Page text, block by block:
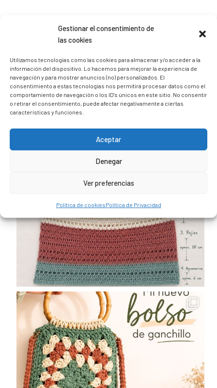
Gestionar el consentimiento de
las cookies
Utilizamos tecnologías como las cookies para almacenar y/o acceder a la
información del dispositivo. Lo hacemos para mejorar la experiencia de
navegación y para mostrar anuncios (no) personalizados. El
consentimiento a estas tecnologías nos permitirá procesar datos como el
comportamiento de navegación o los ID's únicos en este sitio. No consentir
o retirar el consentimiento, puede afectar negativamente a ciertas
características y funciones.
Aceptar
Denegar
Ver preferencias
Política de cookiesPolítica de Privacidad
Sígueme en Instagram
trizia_comopedroporsucasa
Freelance | Web | RRSS
Mi tienda de productos ECO
@lacatalina.shop
Alquila tu Autocaravana en
@caravana_go
Mi blog de viajes